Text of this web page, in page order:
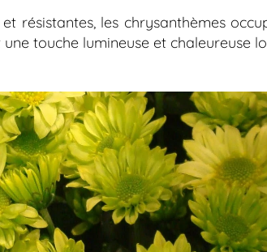
résistantes, les chrysanthèmes
touche lumineuse et chaleureuse